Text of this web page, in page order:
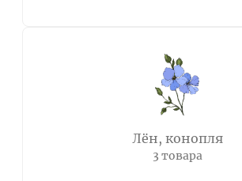
Лён, конопля
3 товара